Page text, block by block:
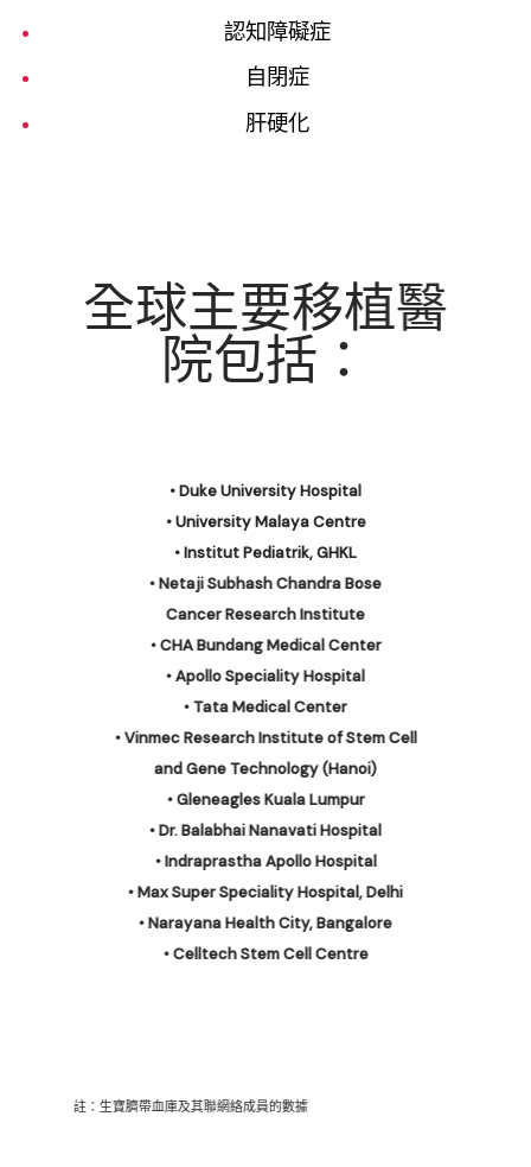
認知障礙症
自閉症
肝硬化
全球主要移植醫
院包括：
•Duke University Hospital
•University Malaya Centre
• Institut Pediatrik, GHKL
• Netaji Subhash Chandra Bose
Cancer Research Institute
• CHA Bundang Medical Center
• Apollo Speciality Hospital
• Tata Medical Center
• Vinmec Research Institute of Stem Cell
and Gene Technology (Hanoi)
• Gleneagles Kuala Lumpur
• Dr. Balabhai Nanavati Hospital
• Indraprastha Apollo Hospital
• Max Super Speciality Hospital, Delhi
• Narayana Health City, Bangalore
• Celltech Stem Cell Centre
註：生寶臍帶血庫及其聯網絡成員的數據